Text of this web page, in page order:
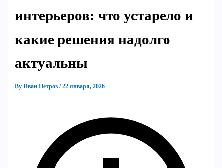
интерьеров: что устарело и
какие решения надолго
актуальны
ByИван Петров/22 января, 2026